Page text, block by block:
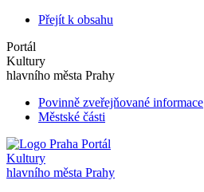
Přejít k obsahu
Portál
Kultury
hlavního města Prahy
Povinně zveřejňované informace
Městské části
Portál
Kultury
hlavního města Prahy